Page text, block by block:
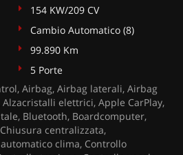
154 KW/209 CV
Cambio Automatico (8)
99.890 Km
5 Porte
Airbag, Airbag laterali, Airbag
Alzacristalli elettrici, Apple CarPlay,
Bluetooth, Boardcomputer,
centralizzata,
clima, Controllo